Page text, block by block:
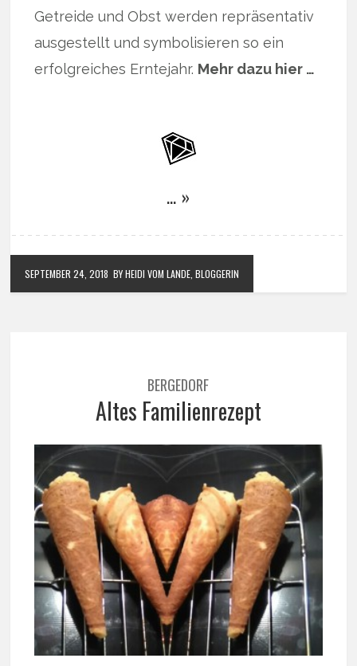
Getreide und Obst werden repräsentativ
ausgestellt und symbolisieren so ein
erfolgreiches Erntejahr. Mehr dazu hier …
… »
SEPTEMBER 24, 2018 BY HEIDI VOM LANDE, BLOGGERIN
BERGEDORF
Altes Familienrezept